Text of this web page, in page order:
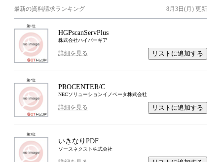
最新の資料請求ランキング 8月3日(月) 更新
第1位
HGPscanServPlus
株式会社ハイパーギア
詳細を見る リストに追加する
第2位
PROCENTER/C
NECソリューションイノベータ株式会社
詳細を見る リストに追加する
第3位
いきなりPDF
ソースネクスト株式会社